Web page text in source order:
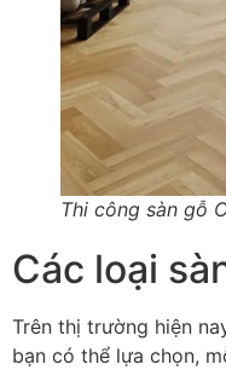
Thi công sàn gỗ
Các loại
Trên thị trường hiện
bạn có thể lựa chọn,